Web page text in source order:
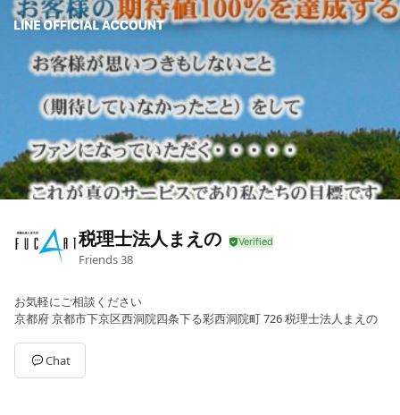
税理士法人まえの
Friends38
お気軽にご相談ください
京都府 京都市下京区西洞院四条下る彩西洞院町 726 税理士法人まえの
Chat